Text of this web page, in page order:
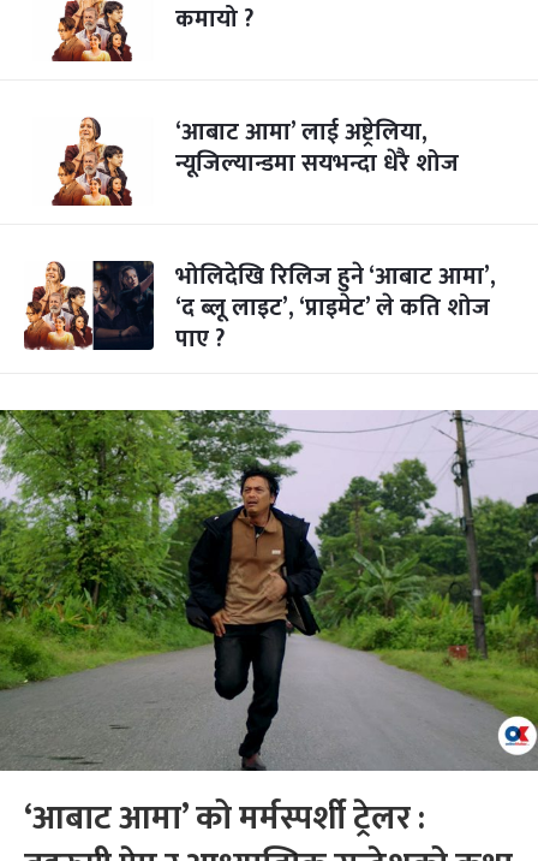
कमायो ?
‘आबाट आमा’ लाई अष्ट्रेलिया,
न्यूजिल्यान्डमा सयभन्दा धेरै शोज
भोलिदेखि रिलिज हुने ‘आबाट आमा’,
‘द ब्लू लाइट’, ‘प्राइमेट’ ले कति शोज
पाए ?
‘आबाट आमा’ को मर्मस्पर्शी ट्रेलर :